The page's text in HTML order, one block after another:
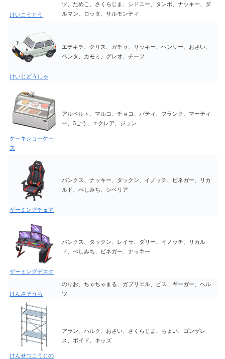
けいこうとう
ツ、ためこ、さくらじま、シドニー、タンボ、ナッキー、ダ
ルマン、ロッタ、サルモンティ
けいじどうしゃ
エテキチ、クリス、ガチャ、リッキー、ヘンリー、おさい、
ペンタ、カモミ、グレオ、チーフ
ケーキショーケー
ス
アルベルト、マルコ、チョコ、パティ、フランク、マーティ
ー、3ごう、エクレア、ジュン
ゲーミングチェア
パンクス、ナッキー、タックン、イノッチ、ビネガー、リカ
ルド、ぺしみち、シベリア
ゲーミングデスク
パンクス、タックン、レイラ、ダリー、イノッチ、リカル
ド、ぺしみち、ビネガー、ナッキー
けんさそうち
のりお、ちゃちゃまる、ガブリエル、ピス、ギーガー、ヘル
ツ
けんせつこうじの
アラン、ハルク、おさい、さくらじま、ちょい、ゴンザレ
ス、ボイド、キッズ